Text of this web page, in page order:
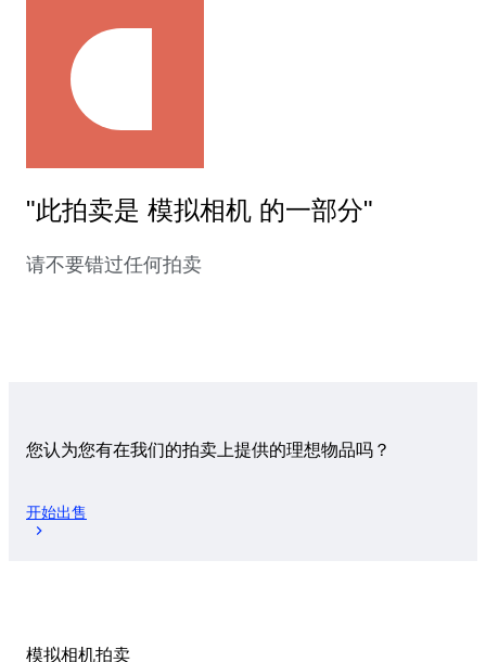
"此拍卖是 模拟相机 的一部分"
请不要错过任何拍卖
您认为您有在我们的拍卖上提供的理想物品吗？
开始出售
模拟相机拍卖